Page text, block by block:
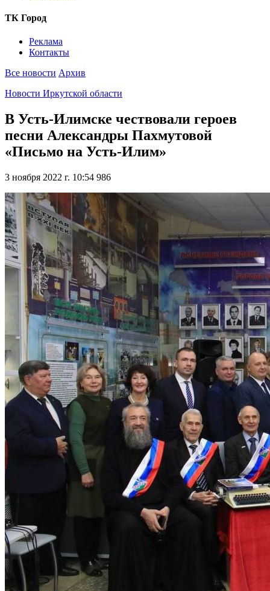
ТК Город
Реклама
Контакты
Все новости Архив
Новости Иркутской области
В Усть-Илимске чествовали героев
песни Александры Пахмутовой
«Письмо на Усть-Илим»
3 ноября 2022 г. 10:54 986